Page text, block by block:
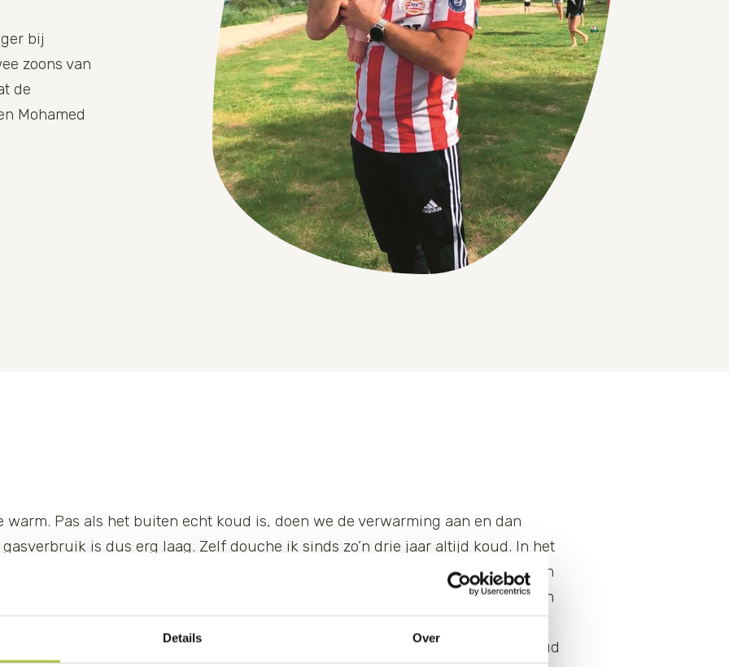
Details Over
bij
zoons van
de
Mohamed
warm. Pas als het buiten echt koud is, doen we de verwarming aan en dan
gasverbruik is dus erg laag. Zelf douche ik sinds zo’n drie jaar altijd koud. In het
je lichaam went eraan en ik voel me er fitter door. We hebben zonnepanelen
dingen die ik heb geregeld toen ik mijn huis kocht. We moeten zuinig zijn
vanuit mijn geloof meegekregen en ook van mijn ouders. Ik ben geboren
waar we echt met de natuur leefden. Mijn eigen ecologische voetafdruk houd